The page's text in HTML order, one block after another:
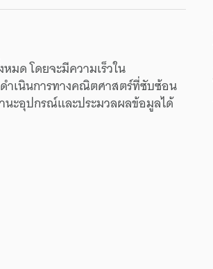
หมดโดยจะมีความเร็วใน
ำเนินการทางคณิตศาสตร์ที่ซับซ้อน
นะอุปกรณ์และประมวลผลข้อมูลได้